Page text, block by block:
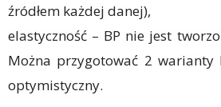
źródłem każdej danej),
elastyczność – BP nie jest
Można przygotować 2
optymistyczny.